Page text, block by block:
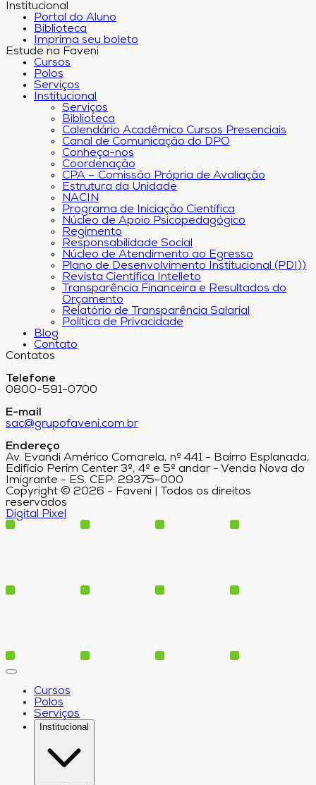
Institucional
Portal do Aluno
Biblioteca
Imprima seu boleto
Estude na Faveni
Cursos
Polos
Serviços
Institucional
Serviços
Biblioteca
Calendário Acadêmico Cursos Presenciais
Canal de Comunicação do DPO
Conheça-nos
Coordenação
CPA – Comissão Própria de Avaliação
Estrutura da Unidade
NACIN
Programa de Iniciação Científica
Núcleo de Apoio Psicopedagógico
Regimento
Responsabilidade Social
Núcleo de Atendimento ao Egresso
Plano de Desenvolvimento Institucional (PDI))
Revista Científica Intelleto
Transparência Financeira e Resultados do
Orçamento
Relatório de Transparência Salarial
Política de Privacidade
Blog
Contato
Contatos
Telefone
0800-591-0700
E-mail
sac@grupofaveni.com.br
Endereço
Av. Evandi Américo Comarela, nº 441 - Bairro Esplanada,
Edifício Perim Center 3º, 4º e 5º andar - Venda Nova do
Imigrante - ES. CEP: 29375-000
Copyright © 2026 - Faveni | Todos os direitos
reservados
Digital Pixel
Cursos
Polos
Serviços
Institucional